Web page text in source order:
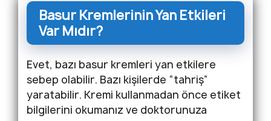
Basur Kremlerinin Yan Etkileri
Var Mıdır?
Evet, bazı basur kremleri yan etkilere
sebep olabilir. Bazı kişilerde “tahriş”
yaratabilir. Kremi kullanmadan önce etiket
bilgilerini okumanız ve doktorunuza